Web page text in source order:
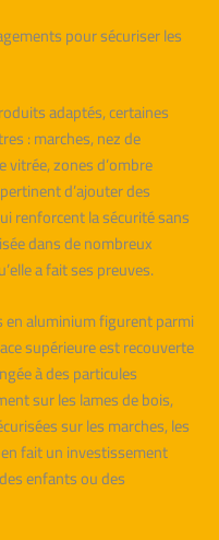
pour sécuriser les
adaptés, certaines
: marches, nez de
vitrée, zones d’ombre
d’ajouter des
renforcent la sécurité sans
dans de nombreux
a fait ses preuves.
aluminium figurent parmi
supérieure est recouverte
à des particules
sur les lames de bois,
sur les marches, les
fait un investissement
enfants ou des